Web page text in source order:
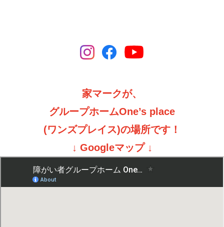
家マークが、
グループホームOne’s place
(ワンズプレイス)の場所です！
↓ Googleマップ ↓